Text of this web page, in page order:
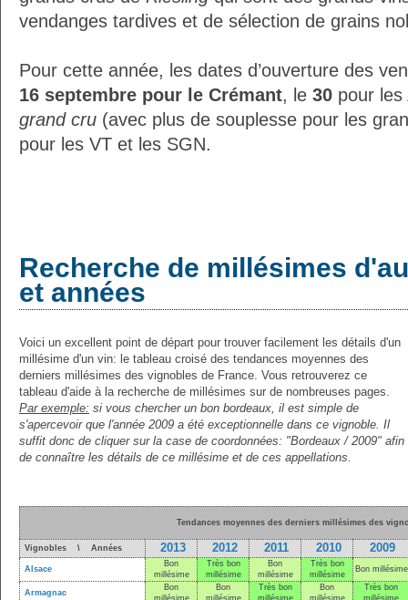
vendanges tardives et de sélection de grains
Pour cette année, les dates d’ouverture des
16 septembre pour le Crémant, le 30 pour les
grand cru (avec plus de souplesse pour les
pour les VT et les SGN.
Recherche de millésimes
et années
Voici un excellent point de départ pour trouver facilement les détails d'un
millésime d'un vin: le tableau croisé des tendances moyennes des
derniers millésimes des vignobles de France. Vous retrouverez ce
tableau d'aide à la recherche de millésimes sur de nombreuses pages.
Par exemple: si vous chercher un bon bordeaux, il est simple de
s'apercevoir que l'année 2009 a été exceptionnelle dans ce vignoble. Il
suffit donc de cliquer sur la case de coordonnées: "Bordeaux / 2009" afin
de connaître les détails de ce millésime et de ces appellations.
Tendances moyennes des derniers millésimes des
Vignobles \ Années 2013 2012 2011 2010 2009
Alsace
Bon
millésime
Très bon
millésime
Bon
millésime
Très bon
millésime
Bon millésime
Armagnac
Bon
millésime
Bon
millésime
Très bon
millésime
Bon
millésime
Très bon
millésime